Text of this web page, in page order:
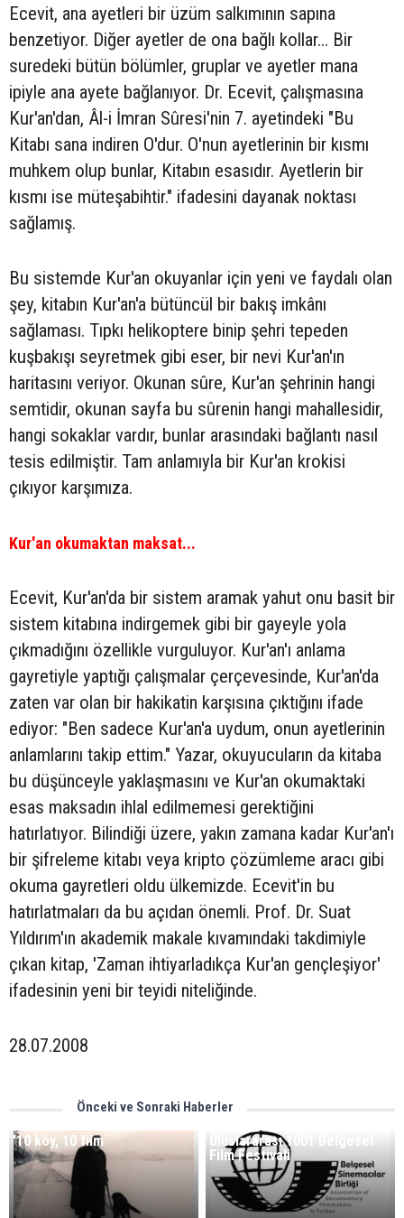
Ecevit, ana ayetleri bir üzüm salkımının sapına
benzetiyor. Diğer ayetler de ona bağlı kollar... Bir
suredeki bütün bölümler, gruplar ve ayetler mana
ipiyle ana ayete bağlanıyor. Dr. Ecevit, çalışmasına
Kur'an'dan, Âl-i İmran Sûresi'nin 7. ayetindeki "Bu
Kitabı sana indiren O'dur. O'nun ayetlerinin bir kısmı
muhkem olup bunlar, Kitabın esasıdır. Ayetlerin bir
kısmı ise müteşabihtir." ifadesini dayanak noktası
sağlamış.
Bu sistemde Kur'an okuyanlar için yeni ve faydalı olan
şey, kitabın Kur'an'a bütüncül bir bakış imkânı
sağlaması. Tıpkı helikoptere binip şehri tepeden
kuşbakışı seyretmek gibi eser, bir nevi Kur'an'ın
haritasını veriyor. Okunan sûre, Kur'an şehrinin hangi
semtidir, okunan sayfa bu sûrenin hangi mahallesidir,
hangi sokaklar vardır, bunlar arasındaki bağlantı nasıl
tesis edilmiştir. Tam anlamıyla bir Kur'an krokisi
çıkıyor karşımıza.
Kur'an okumaktan maksat...
Ecevit, Kur'an'da bir sistem aramak yahut onu basit bir
sistem kitabına indirgemek gibi bir gayeyle yola
çıkmadığını özellikle vurguluyor. Kur'an'ı anlama
gayretiyle yaptığı çalışmalar çerçevesinde, Kur'an'da
zaten var olan bir hakikatin karşısına çıktığını ifade
ediyor: "Ben sadece Kur'an'a uydum, onun ayetlerinin
anlamlarını takip ettim." Yazar, okuyucuların da kitaba
bu düşünceyle yaklaşmasını ve Kur'an okumaktaki
esas maksadın ihlal edilmemesi gerektiğini
hatırlatıyor. Bilindiği üzere, yakın zamana kadar Kur'an'ı
bir şifreleme kitabı veya kripto çözümleme aracı gibi
okuma gayretleri oldu ülkemizde. Ecevit'in bu
hatırlatmaları da bu açıdan önemli. Prof. Dr. Suat
Yıldırım'ın akademik makale kıvamındaki takdimiyle
çıkan kitap, 'Zaman ihtiyarladıkça Kur'an gençleşiyor'
ifadesinin yeni bir teyidi niteliğinde.
28.07.2008
Önceki ve Sonraki Haberler
'10 köy, 10 film
Uluslararası 1001 Belgesel
Film Festivali